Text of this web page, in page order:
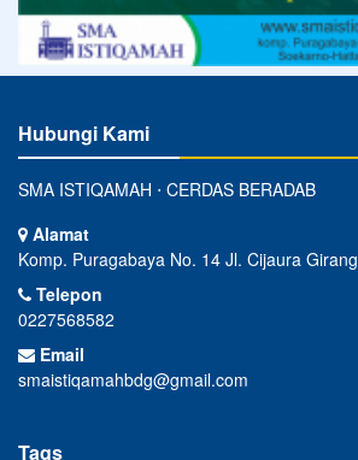
Hubungi Kami
SMA ISTIQAMAH ⋅ CERDAS BERADAB
Alamat
Komp. Puragabaya No. 14 Jl. Cijaura Girang
Telepon
0227568582
Email
smaistiqamahbdg@gmail.com
Tags